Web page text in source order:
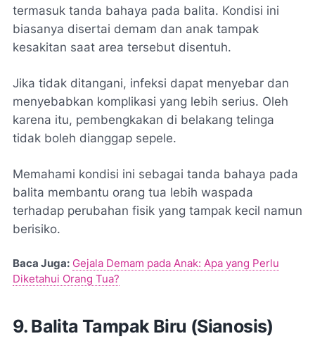
termasuk tanda bahaya pada balita. Kondisi ini
biasanya disertai demam dan anak tampak
kesakitan saat area tersebut disentuh.
Jika tidak ditangani, infeksi dapat menyebar dan
menyebabkan komplikasi yang lebih serius. Oleh
karena itu, pembengkakan di belakang telinga
tidak boleh dianggap sepele.
Memahami kondisi ini sebagai tanda bahaya pada
balita membantu orang tua lebih waspada
terhadap perubahan fisik yang tampak kecil namun
berisiko.
Baca Juga: Gejala Demam pada Anak: Apa yang Perlu
Diketahui Orang Tua?
9. Balita Tampak Biru (Sianosis)